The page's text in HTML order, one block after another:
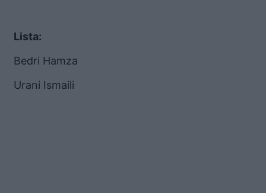
Lista:
Bedri Hamza
Urani Ismaili